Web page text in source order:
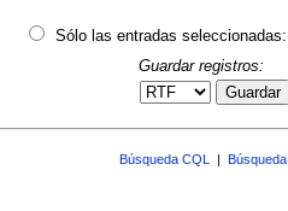
Sólo las entradas seleccionadas:
Guardar registros:
Guardar
Búsqueda CQL